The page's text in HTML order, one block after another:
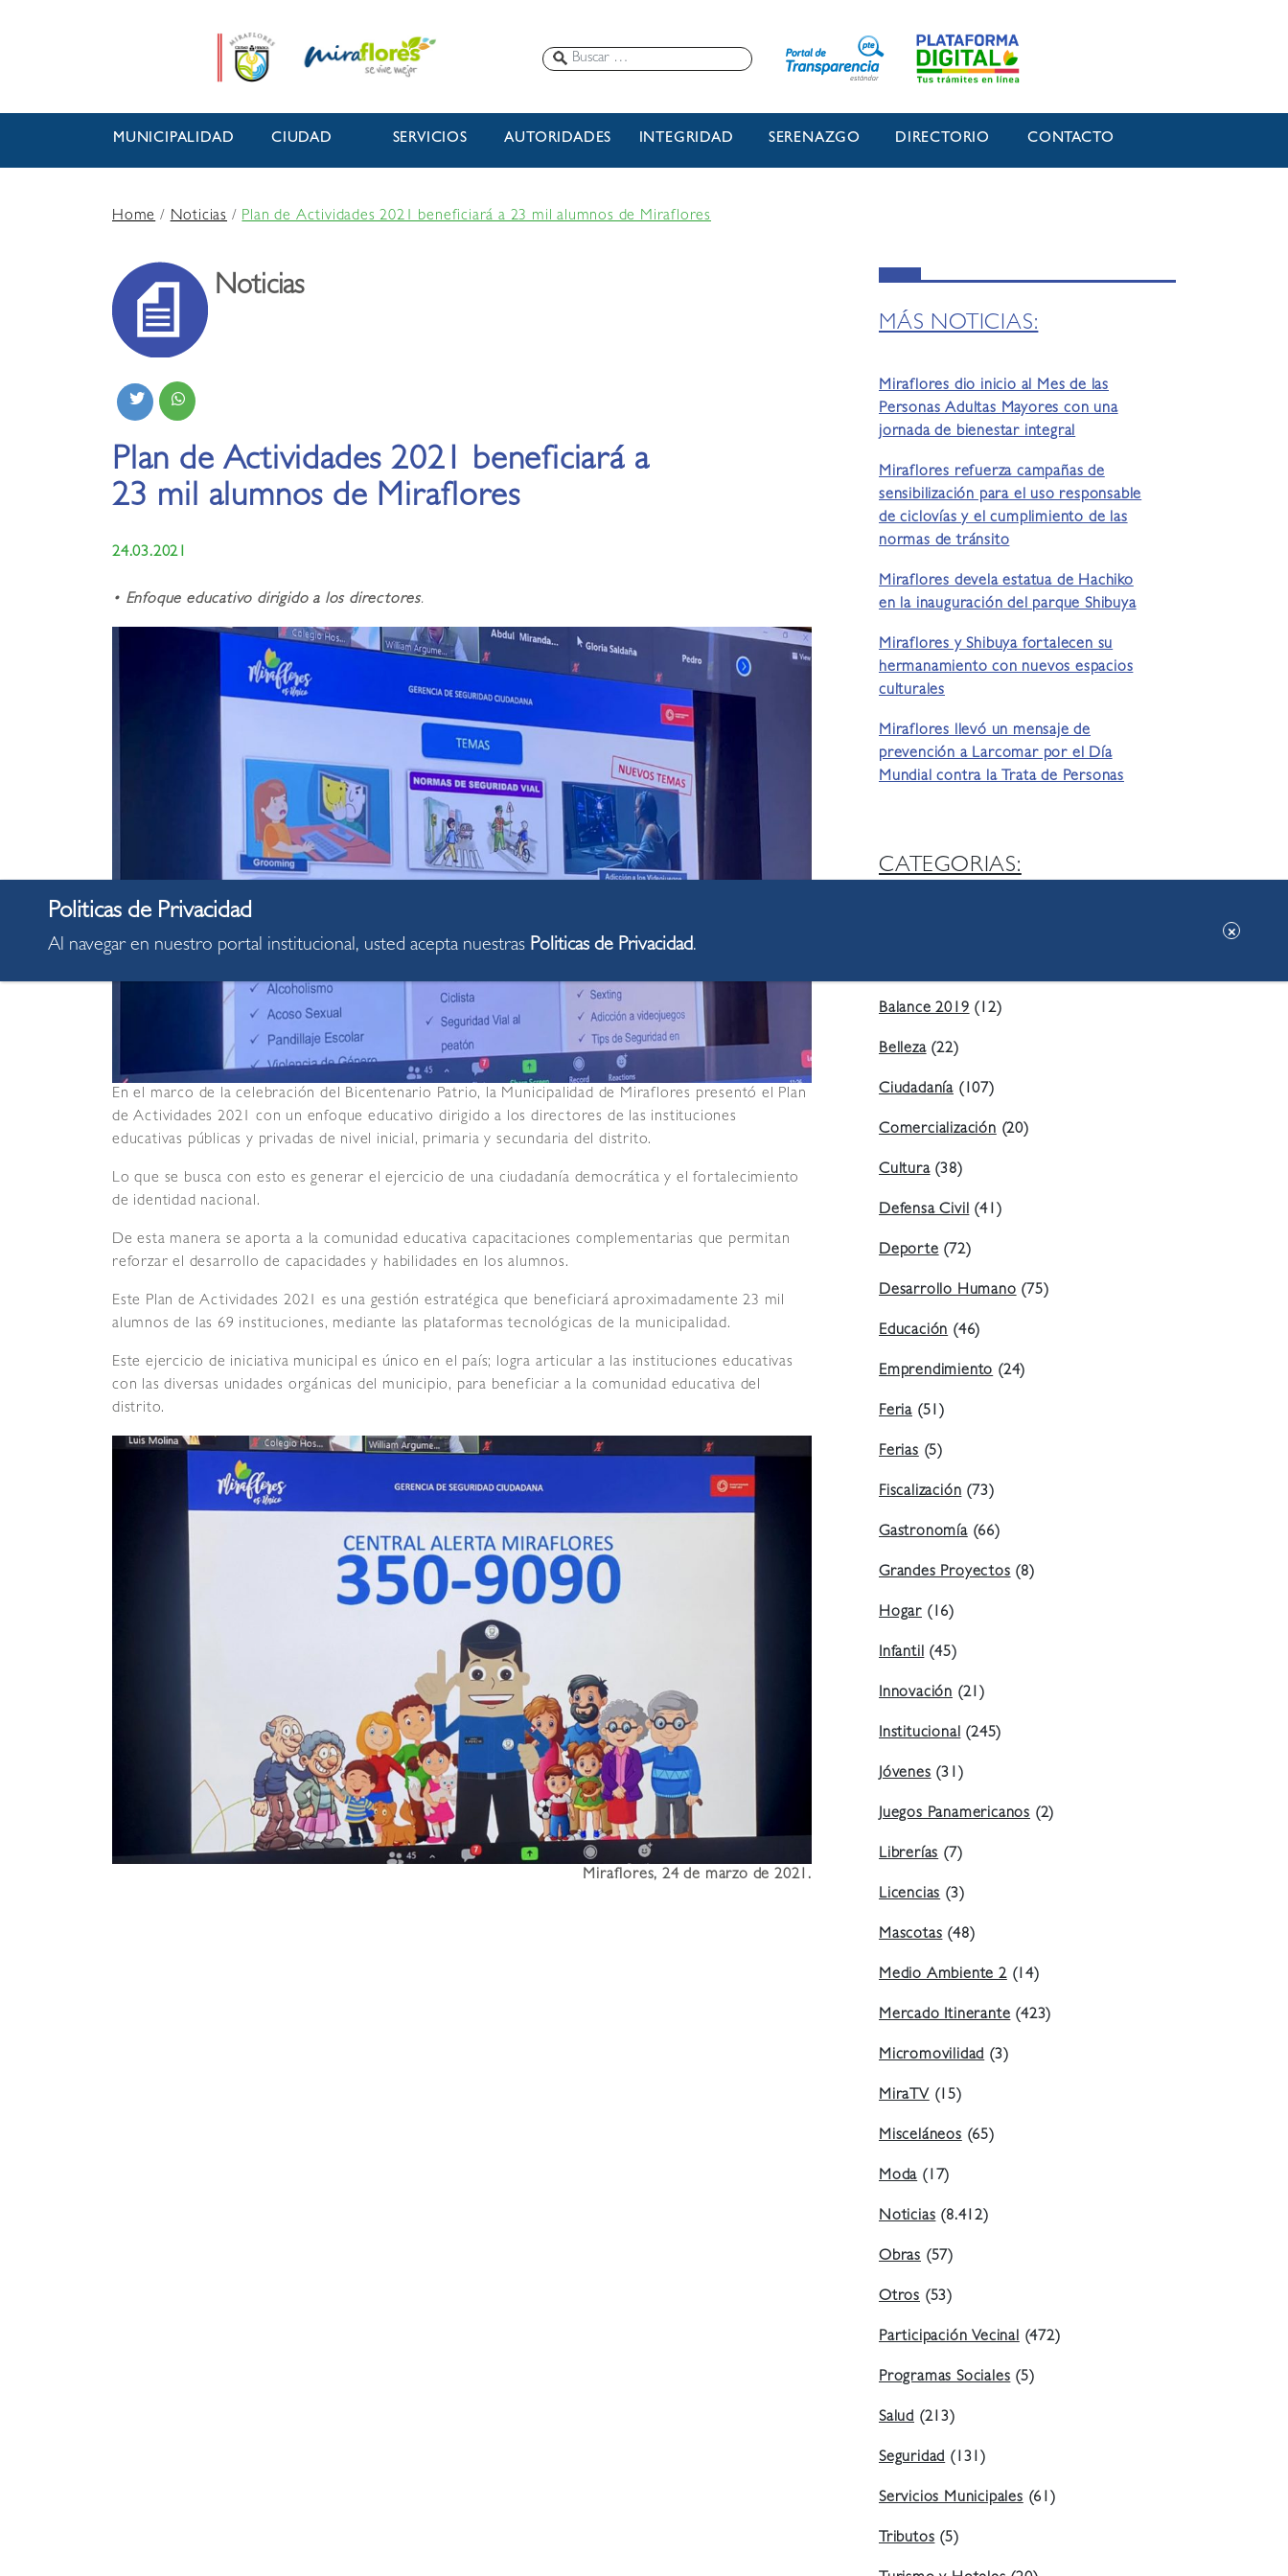
MUNICIPALIDAD CIUDAD SERVICIOS AUTORIDADES INTEGRIDAD SERENAZGO DIRECTORIO CONTACTO
Home/Noticias /Plan de Actividades 2021 beneficiará a 23 mil alumnos de Miraflores
Noticias
Plan de Actividades 2021 beneficiará a
23 mil alumnos de Miraflores
24.03.2021
• Enfoque educativo dirigido a los directores.
En el marco de la celebración del Bicentenario Patrio, la Municipalidad de Miraflores presentó el Plan
de Actividades 2021 con un enfoque educativo dirigido a los directores de las instituciones
educativas públicas y privadas de nivel inicial, primaria y secundaria del distrito.
Lo que se busca con esto es generar el ejercicio de una ciudadanía democrática y el fortalecimiento
de identidad nacional.
De esta manera se aporta a la comunidad educativa capacitaciones complementarias que permitan
reforzar el desarrollo de capacidades y habilidades en los alumnos.
Este Plan de Actividades 2021 es una gestión estratégica que beneficiará aproximadamente 23 mil
alumnos de las 69 instituciones, mediante las plataformas tecnológicas de la municipalidad.
Este ejercicio de iniciativa municipal es único en el país; logra articular a las instituciones educativas
con las diversas unidades orgánicas del municipio, para beneficiar a la comunidad educativa del
distrito.
Miraflores, 24 de marzo de 2021.
MÁS NOTICIAS:
Miraflores dio inicio al Mes de las
Personas Adultas Mayores con una
jornada de bienestar integral
Miraflores refuerza campañas de
sensibilización para el uso responsable
de ciclovías y el cumplimiento de las
normas de tránsito
Miraflores devela estatua de Hachiko
en la inauguración del parque Shibuya
Miraflores y Shibuya fortalecen su
hermanamiento con nuevos espacios
culturales
Miraflores llevó un mensaje de
prevención a Larcomar por el Día
Mundial contra la Trata de Personas
CATEGORIAS:
Balance 2019(12)
Belleza(22)
Ciudadanía (107)
Comercialización(20)
Cultura(38)
Defensa Civil(41)
Deporte(72)
Desarrollo Humano(75)
Educación(46)
Emprendimiento(24)
Feria (51)
Ferias(5)
Fiscalización(73)
Gastronomía(66)
Grandes Proyectos(8)
Hogar (16)
Infantil(45)
Innovación (21)
Institucional(245)
Jóvenes(31)
Juegos Panamericanos (2)
Librerías(7)
Licencias(3)
Mascotas(48)
Medio Ambiente 2(14)
Mercado Itinerante(423)
Micromovilidad(3)
MiraTV(15)
Misceláneos(65)
Moda(17)
Noticias(8.412)
Obras (57)
Otros (53)
Participación Vecinal(472)
Programas Sociales(5)
Salud (213)
Seguridad(131)
Servicios Municipales(61)
Tributos(5)
Al navegar en nuestro portal institucional, usted acepta nuestras Politicas de Privacidad.